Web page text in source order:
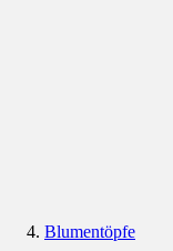
Blumentöpfe